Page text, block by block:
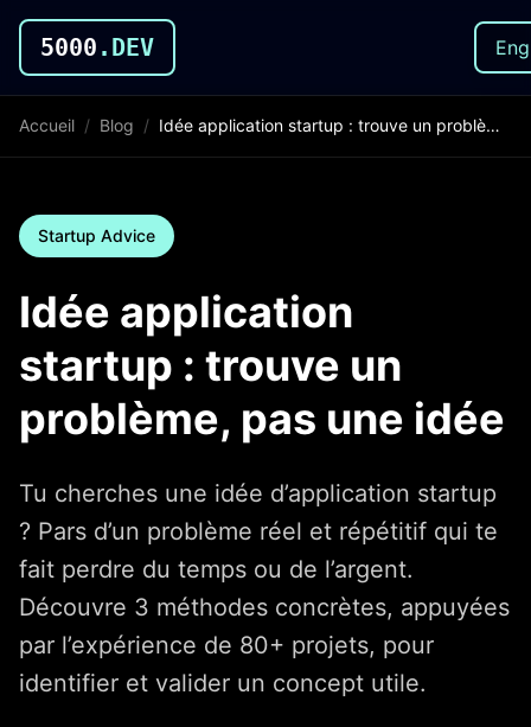
5000 .DEV
Accueil / Blog / Idée application startup : trouve un problème, pas une idée
Startup Advice
Idée application
startup : trouve un
problème, pas une idée
Tu cherches une idée d’application startup
? Pars d’un problème réel et répétitif qui te
fait perdre du temps ou de l’argent.
Découvre 3 méthodes concrètes, appuyées
par l’expérience de 80+ projets, pour
identifier et valider un concept utile.